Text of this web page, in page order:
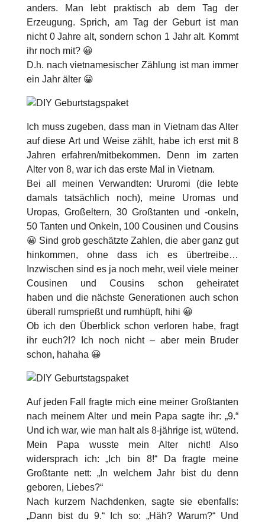
anders. Man lebt praktisch ab dem Tag der
Erzeugung. Sprich, am Tag der Geburt ist man
nicht 0 Jahre alt, sondern schon 1 Jahr alt. Kommt
ihr noch mit? 😀
D.h. nach vietnamesischer Zählung ist man immer
ein Jahr älter 😀
Ich muss zugeben, dass man in Vietnam das Alter
auf diese Art und Weise zählt, habe ich erst mit 8
Jahren erfahren/mitbekommen. Denn im zarten
Alter von 8, war ich das erste Mal in Vietnam.
Bei all meinen Verwandten: Ururomi (die lebte
damals tatsächlich noch), meine Uromas und
Uropas, Großeltern, 30 Großtanten und -onkeln,
50 Tanten und Onkeln, 100 Cousinen und Cousins
😀 Sind grob geschätzte Zahlen, die aber ganz gut
hinkommen, ohne dass ich es übertreibe…
Inzwischen sind es ja noch mehr, weil viele meiner
Cousinen und Cousins schon geheiratet
haben und die nächste Generationen auch schon
überall rumsprießt und rumhüpft, hihi 😀
Ob ich den Überblick schon verloren habe, fragt
ihr euch?!? Ich noch nicht – aber mein Bruder
schon, hahaha 😀
Auf jeden Fall fragte mich eine meiner Großtanten
nach meinem Alter und mein Papa sagte ihr: „9.“
Und ich war, wie man halt als 8-jährige ist, wütend.
Mein Papa wusste mein Alter nicht! Also
widersprach ich: „Ich bin 8!“ Da fragte meine
Großtante nett: „In welchem Jahr bist du denn
geboren, Liebes?“
Nach kurzem Nachdenken, sagte sie ebenfalls:
„Dann bist du 9.“ Ich so: „Häh? Warum?“ Und